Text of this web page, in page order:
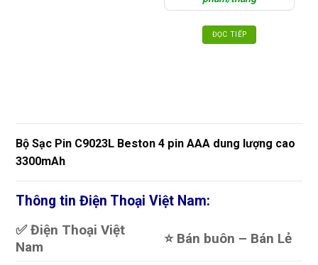
ĐỌC TIẾP
Bộ Sạc Pin C9023L Beston 4 pin AAA dung lượng cao
3300mAh
Thông tin Điện Thoại Việt Nam:
✅ Điện Thoại Việt
Nam
⭐️ Bán buôn – Bán Lẻ